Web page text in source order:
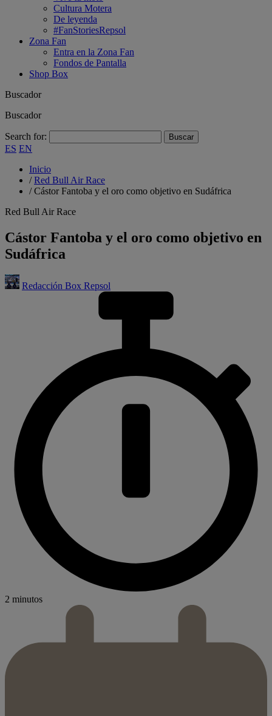
Cultura Motera
De leyenda
#FanStoriesRepsol
Zona Fan
Entra en la Zona Fan
Fondos de Pantalla
Shop Box
Buscador
Buscador
Search for:
ES EN
Inicio
/Red Bull Air Race
/Cástor Fantoba y el oro como objetivo en Sudáfrica
Red Bull Air Race
Cástor Fantoba y el oro como objetivo en
Sudáfrica
Redacción Box Repsol
2 minutos